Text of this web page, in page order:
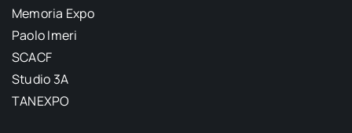
Memoria Expo
Paolo Imeri
SCACF
Studio 3A
TANEXPO